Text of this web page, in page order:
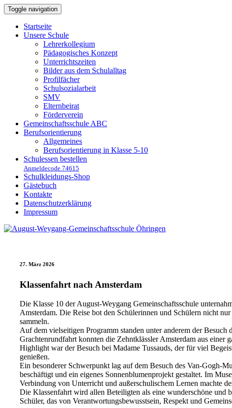
Toggle navigation
Startseite
Unsere Schule
Lehrerkollegium
Pädagogisches Konzept
Unterrichtszeiten
Bilder aus dem Schulalltag
Profilfächer
Schulsozialarbeit
SMV
Elternbeirat
Förderverein
Gemeinschaftsschule ABC
Berufsorientierung
Allgemeines
Berufsorientierung in Klasse 5-10
Schulessen bestellen
Anmeldecode 74615
Schulkleidungs-Shop
Gästebuch
Kontakte
Datenschutzerklärung
Impressum
27. März 2026
Klassenfahrt nach Amsterdam
Die Klasse 10 der August-Weygang Gemeinschaftsschule
Amsterdam. Die Reise bot den Schülerinnen und Schülern nicht
sammeln.
Auf dem vielseitigen Programm standen unter anderem der
Grachtenrundfahrt konnten die Zehntklässler Amsterdam aus einer
Highlight war der Besuch bei Madame Tussauds, der für viel
genießen.
Ein besonderer Schwerpunkt lag auf dem Besuch des Van-Gogh-
beschäftigt und ein eigenes Sonnenblumenprojekt gestaltet. Im
Verbindung von Unterricht und außerschulischem Lernen machte
Die Klassenfahrt wird allen Beteiligten als eine wunderschöne und
Schüler, das von Verantwortungsbewusstsein, Respekt und